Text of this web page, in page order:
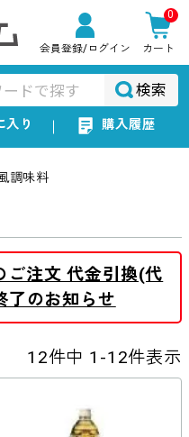
会員登録/ログイン
0
カート
検索
入り 購入履歴
調味料
ご注文 代金引換(代
了のお知らせ
12件中 1 -12件表示